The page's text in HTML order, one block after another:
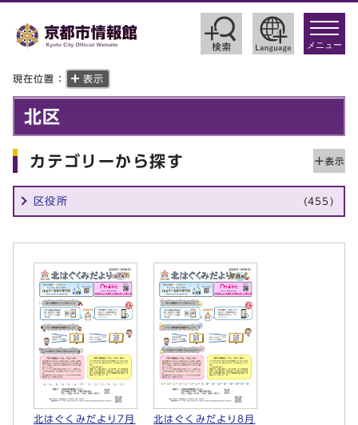
toggle
メニュー
現在位置： 表示
北区
カテゴリーから探す
区役所 (455)
北はぐくみだより7月
北はぐくみだより8月